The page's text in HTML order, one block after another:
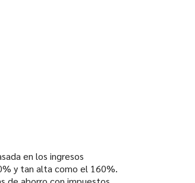
en los ingresos
y tan alta como el 160%.